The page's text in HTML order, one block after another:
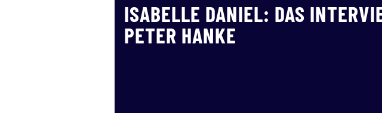
ISABELLE DANIEL: DAS
PETER HANKE